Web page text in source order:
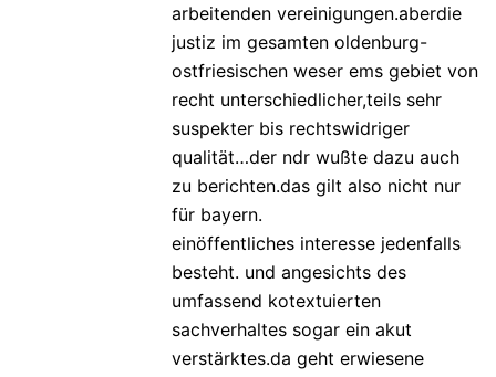
arbeitenden vereinigungen.aberdie
justiz im gesamten oldenburg-
ostfriesischen weser ems gebiet von
recht unterschiedlicher,teils sehr
suspekter bis rechtswidriger
qualität…der ndr wußte dazu auch
zu berichten.das gilt also nicht nur
für bayern.
einöffentliches interesse jedenfalls
besteht. und angesichts des
umfassend kotextuierten
sachverhaltes sogar ein akut
verstärktes.da geht erwiesene